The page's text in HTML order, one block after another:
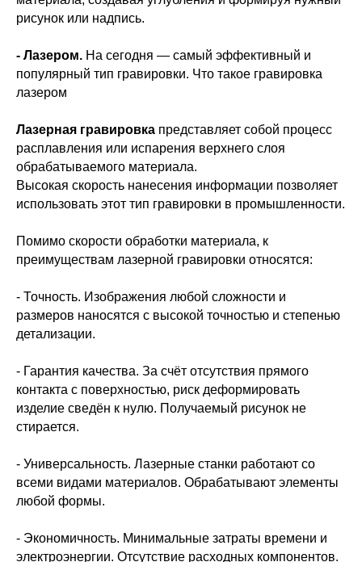
рисунок или надпись.
- Лазером. На сегодня — самый эффективный и
популярный тип гравировки. Что такое гравировка
лазером
Лазерная гравировка представляет собой процесс
расплавления или испарения верхнего слоя
обрабатываемого материала.
Высокая скорость нанесения информации позволяет
использовать этот тип гравировки в промышленности.
Помимо скорости обработки материала, к
преимуществам лазерной гравировки относятся:
- Точность. Изображения любой сложности и
размеров наносятся с высокой точностью и степенью
детализации.
- Гарантия качества. За счёт отсутствия прямого
контакта с поверхностью, риск деформировать
изделие сведён к нулю. Получаемый рисунок не
стирается.
- Универсальность. Лазерные станки работают со
всеми видами материалов. Обрабатывают элементы
любой формы.
- Экономичность. Минимальные затраты времени и
электроэнергии. Отсутствие расходных компонентов.